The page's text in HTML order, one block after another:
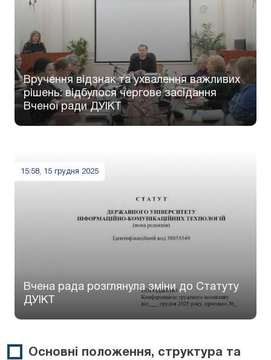
Вручення відзнак та ухвалення важливих
рішень: відбулося чергове засідання
Вченої ради ДУІКТ
15:58, 15 грудня 2025
Вчена рада розглянула зміни до Статуту
ДУІКТ
Основні положення, структура та